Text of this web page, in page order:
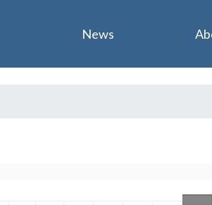
News